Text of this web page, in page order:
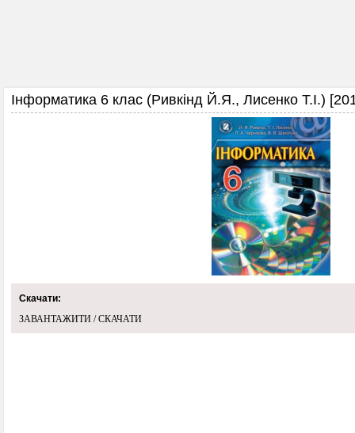
Інформатика 6 клас (Ривкінд Й.Я., Лисенко Т.І.)
Скачати:
ЗАВАНТАЖИТИ / СКАЧАТИ